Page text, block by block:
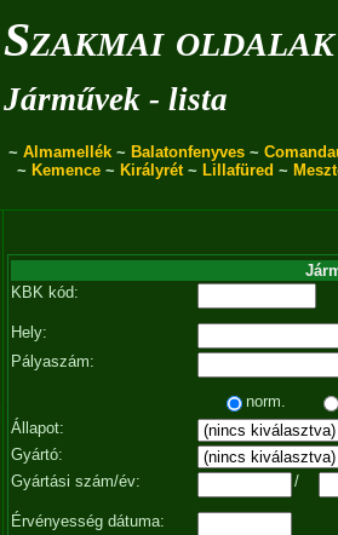
Szakmai oldalak
Járművek - lista
~ Almamellék ~ Balatonfenyves ~
~ Kemence~ Királyrét~ Lillafüred ~
KBK kód:
Hely:
Pályaszám:
norm.
Állapot:
Gyártó:
Gyártási szám/év:
/
Érvényesség dátuma: